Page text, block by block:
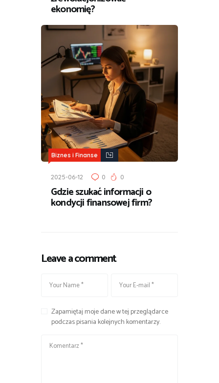
ekonomię?
Biznes i Finanse
2025-06-12 0 0
Gdzie szukać informacji o
kondycji finansowej firm?
Leave a comment
Zapamiętaj moje dane w tej przeglądarce
podczas pisania kolejnych komentarzy.